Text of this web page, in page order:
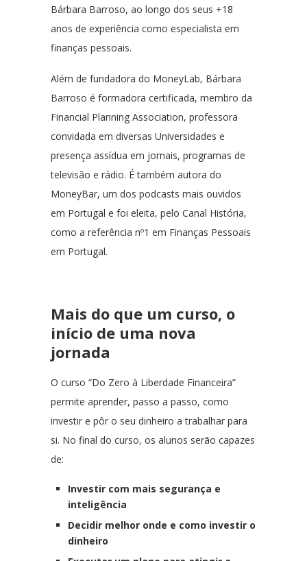
Bárbara Barroso, ao longo dos seus +18
anos de experiência como especialista em
finanças pessoais.
Além de fundadora do MoneyLab, Bárbara
Barroso é formadora certificada, membro da
Financial Planning Association, professora
convidada em diversas Universidades e
presença assídua em jornais, programas de
televisão e rádio. É também autora do
MoneyBar, um dos podcasts mais ouvidos
em Portugal e foi eleita, pelo Canal História,
como a referência nº1 em Finanças Pessoais
em Portugal.
Mais do que um curso, o
início de uma nova
jornada
O curso “Do Zero à Liberdade Financeira”
permite aprender, passo a passo, como
investir e pôr o seu dinheiro a trabalhar para
si. No final do curso, os alunos serão capazes
de:
Investir com mais segurança e
inteligência
Decidir melhor onde e como investir o
dinheiro